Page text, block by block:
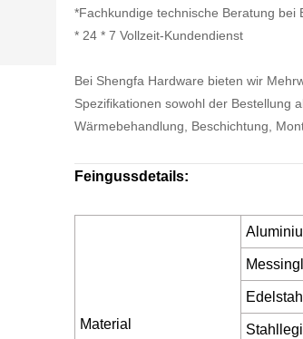
*Fachkundige technische Beratung bei
* 24 * 7 Vollzeit-Kundendienst
Bei Shengfa Hardware bieten wir
Spezifikationen sowohl der Bestellung
Wärmebehandlung, Beschichtung,
Feingussdetails:
Material